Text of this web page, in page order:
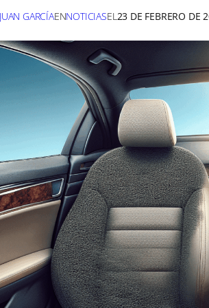
GARCÍAENNOTICIASEL23 DE FEBRERO DE